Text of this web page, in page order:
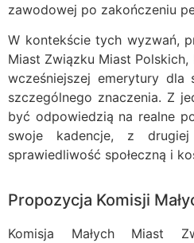
zawodowej po zakończeniu
W kontekście tych wyzwań,
Miast Związku Miast
wcześniejszej emerytury dla
szczególnego znaczenia. Z
być odpowiedzią na realne
swoje kadencje, z
sprawiedliwość społeczną i
Propozycja Komisji
Komisja Małych Miast